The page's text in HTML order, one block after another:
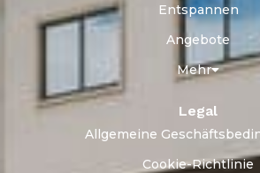
Entspannen
Angebote
Mehr
Legal
Allgemeine
Cookie-Richtlinie